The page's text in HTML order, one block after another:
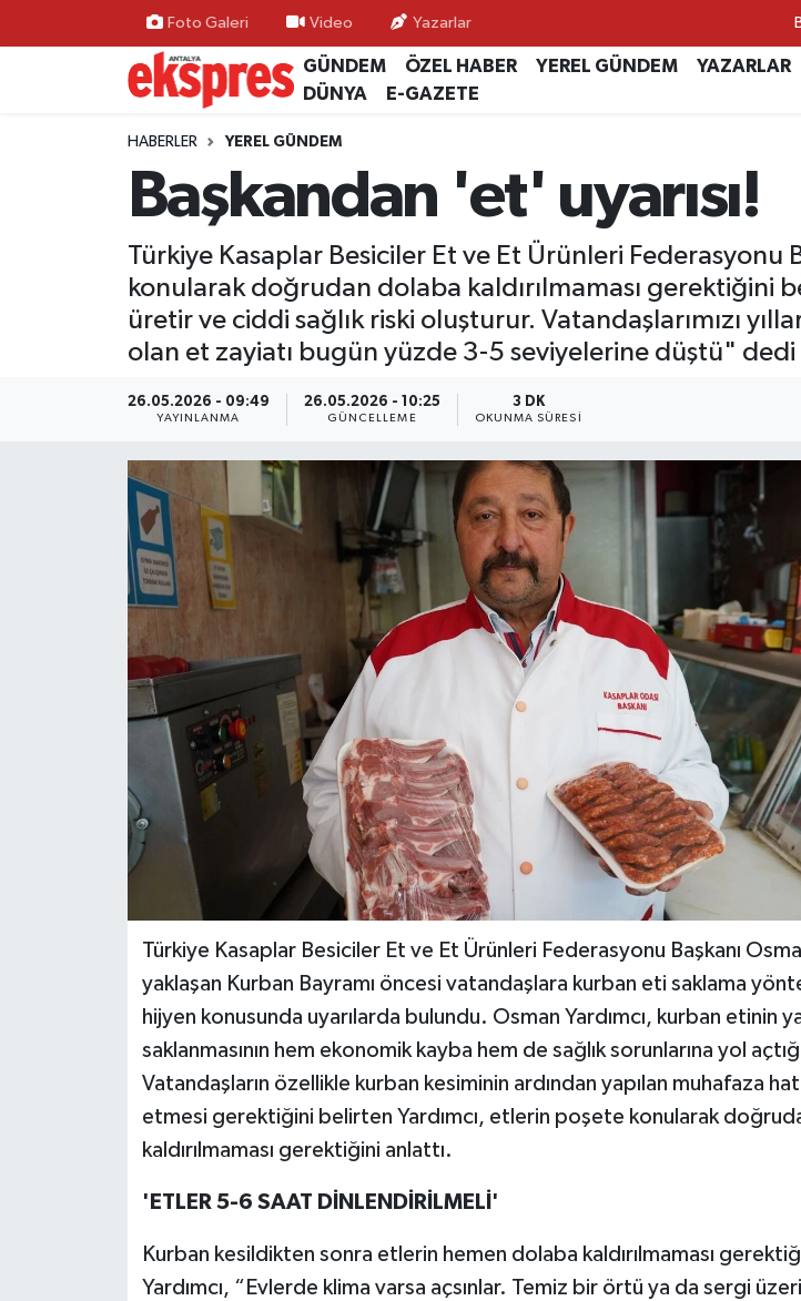
Foto Galeri Video Yazarlar
GÜNDEM ÖZEL HABER YEREL GÜNDEM YAZARLAR
DÜNYA
E-GAZETE
HABERLER YEREL GÜNDEM
Başkandan 'et' uyarısı!
Türkiye Kasaplar Besiciler Et ve Et Ürünleri Federasyonu
konularak doğrudan dolaba kaldırılmaması gerektiğini
üretir ve ciddi sağlık riski oluşturur. Vatandaşlarımızı
olan et zayiatı bugün yüzde 3-5 seviyelerine düştü" dedi
26.05.2026 - 09:49
YAYINLANMA
26.05.2026 - 10:25
GÜNCELLEME
3 DK
OKUNMA SÜRESI
Türkiye Kasaplar Besiciler Et ve Et Ürünleri Federasyonu Başkanı
yaklaşan Kurban Bayramı öncesi vatandaşlara kurban eti saklama
hijyen konusunda uyarılarda bulundu. Osman Yardımcı, kurban etinin
saklanmasının hem ekonomik kayba hem de sağlık sorunlarına yol
Vatandaşların özellikle kurban kesiminin ardından yapılan muhafaza
etmesi gerektiğini belirten Yardımcı, etlerin poşete konularak
kaldırılmaması gerektiğini anlattı.
'ETLER 5-6 SAAT DİNLENDİRİLMELİ'
Kurban kesildikten sonra etlerin hemen dolaba kaldırılmaması
Yardımcı, “Evlerde klima varsa açsınlar. Temiz bir örtü ya da sergi
ÖZEL HABER
GÜNDEM
YEREL GÜNDEM
EKONOMİ
KÜLTÜR - SANAT
SAĞLIK
EĞİTİM
TURİZM
RÖPORTAJ
VİDEO HABERLER
YAZARLAR
RESMİ İLAN
Nöbetçi Eczaneler
Hava Durumu
Trafik Durumu
Süper Lig Puan Durumu ve Fikstür
Tüm Manşetler
Son Dakika Haberleri
Haber Arşivi